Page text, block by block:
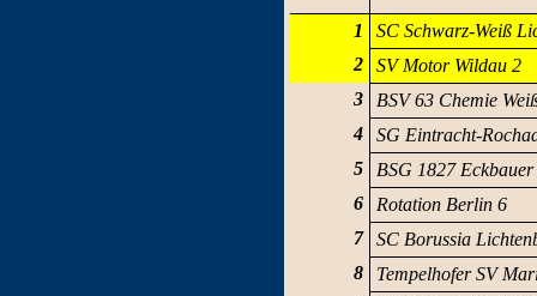
1
SC Schwarz-Weiß
2
SV Motor Wildau 2
3
BSV 63 Chemie
4
SG Eintracht-
5
BSG 1827 Eckbauer
6
Rotation Berlin 6
7
SC Borussia
8
Tempelhofer SV